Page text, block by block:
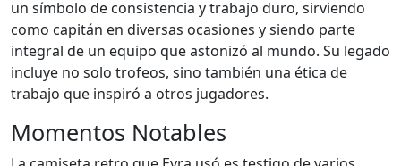
un símbolo de consistencia y trabajo duro, sirviendo
como capitán en diversas ocasiones y siendo parte
integral de un equipo que astonizó al mundo. Su legado
incluye no solo trofeos, sino también una ética de
trabajo que inspiró a otros jugadores.
Momentos Notables